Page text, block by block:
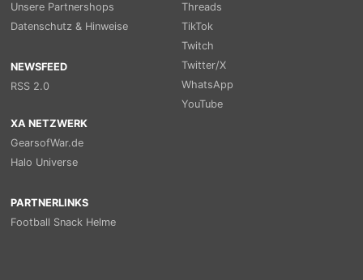
Unsere Partnershops
Datenschutz & Hinweise
NEWSFEED
RSS 2.0
Threads
TikTok
Twitch
Twitter/X
WhatsApp
YouTube
XA NETZWERK
GearsofWar.de
Halo Universe
PARTNERLINKS
Football Snack Helme